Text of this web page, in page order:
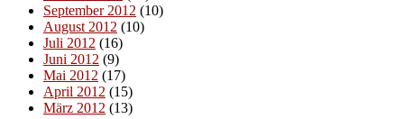
September 2012 (10)
August 2012 (10)
Juli 2012 (16)
Juni 2012 (9)
Mai 2012 (17)
April 2012 (15)
März 2012 (13)